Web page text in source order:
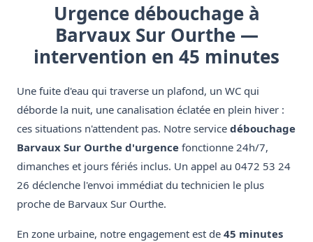
Urgence débouchage à
Barvaux Sur Ourthe —
intervention en 45 minutes
Une fuite d'eau qui traverse un plafond, un WC qui
déborde la nuit, une canalisation éclatée en plein hiver :
ces situations n'attendent pas. Notre service débouchage
Barvaux Sur Ourthe d'urgence fonctionne 24h/7,
dimanches et jours fériés inclus. Un appel au 0472 53 24
26 déclenche l'envoi immédiat du technicien le plus
proche de Barvaux Sur Ourthe.
En zone urbaine, notre engagement est de 45 minutes